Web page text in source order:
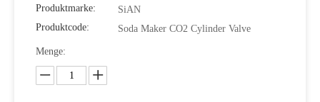
Produktmarke:
SiAN
Produktcode:
Soda Maker CO2 Cylinder Valve
Menge: